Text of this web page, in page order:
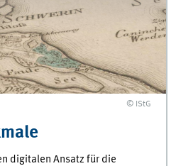
© IStG
digitalen Ansatz für die